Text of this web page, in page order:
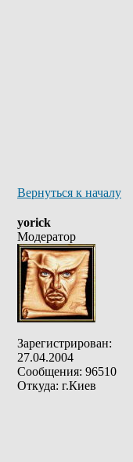
Вернуться к началу
yorick
Модератор
Зарегистрирован:
27.04.2004
Сообщения: 96510
Откуда: г.Киев